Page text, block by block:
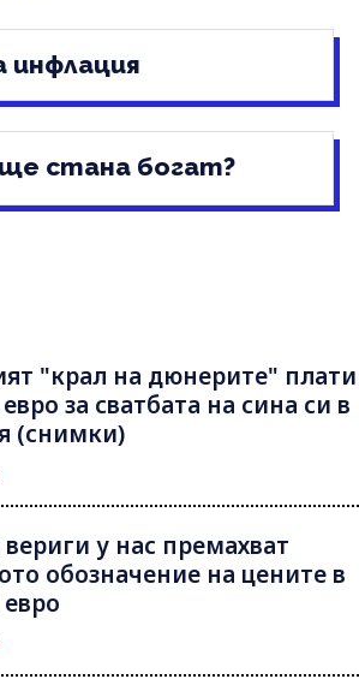
инфлация
стана богат?
"крал на дюнерите" плати
за сватбата на сина си в
(снимки)
у нас премахват
обозначение на цените в